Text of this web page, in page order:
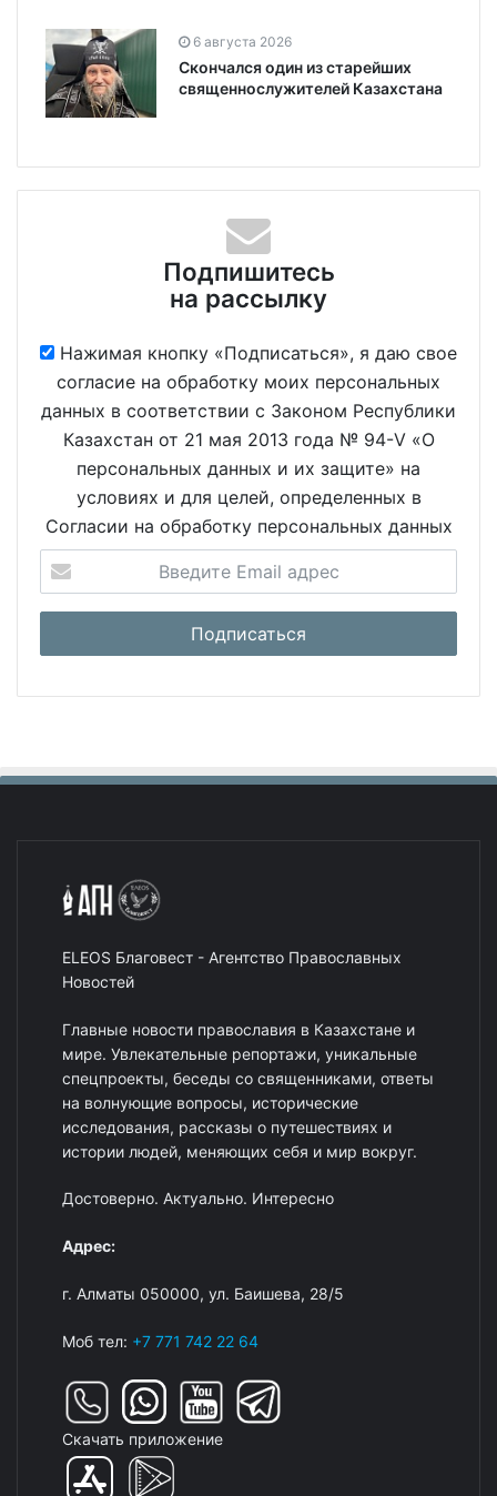
6 августа 2026
Скончался один из старейших
священнослужителей Казахстана
Подпишитесь
на рассылку
Нажимая кнопку «Подписаться», я даю свое
согласие на обработку моих персональных
данных в соответствии с Законом Республики
Казахстан от 21 мая 2013 года № 94-V «О
персональных данных и их защите» на
условиях и для целей, определенных в
Согласии на обработку персональных данных
ELEOS Благовест - Агентство Православных
Новостей
Главные новости православия в Казахстане и
мире. Увлекательные репортажи, уникальные
спецпроекты, беседы со священниками, ответы
на волнующие вопросы, исторические
исследования, рассказы о путешествиях и
истории людей, меняющих себя и мир вокруг.
Достоверно. Актуально. Интересно
Адрес:
г. Алматы 050000, ул. Баишева, 28/5
Моб тел: +7 771 742 22 64
Скачать приложение